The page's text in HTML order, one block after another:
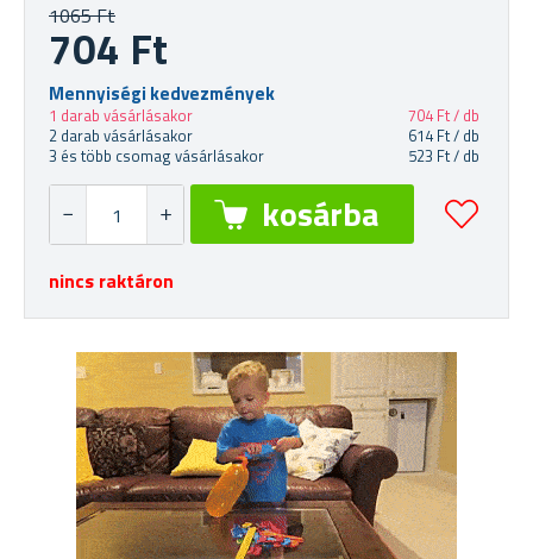
1065 Ft
704 Ft
Mennyiségi kedvezmények
1 darab vásárlásakor
704 Ft / db
2 darab vásárlásakor
614 Ft / db
3 és több csomag vásárlásakor
523 Ft / db
nincs raktáron